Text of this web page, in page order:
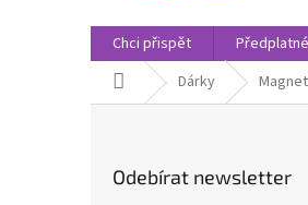
Chci přispět Předplatné
Domů Dárky
Odebírat newsletter